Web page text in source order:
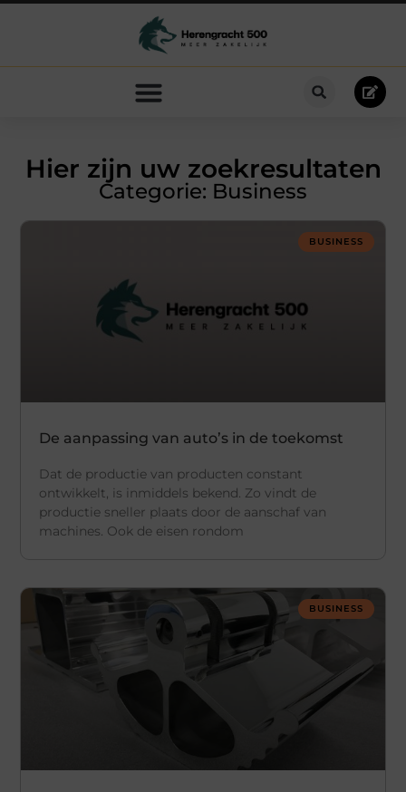
Hier zijn uw zoekresultaten
Categorie: Business
BUSINESS
De aanpassing van auto’s in de toekomst
Dat de productie van producten constant
ontwikkelt, is inmiddels bekend. Zo vindt de
productie sneller plaats door de aanschaf van
machines. Ook de eisen rondom
BUSINESS